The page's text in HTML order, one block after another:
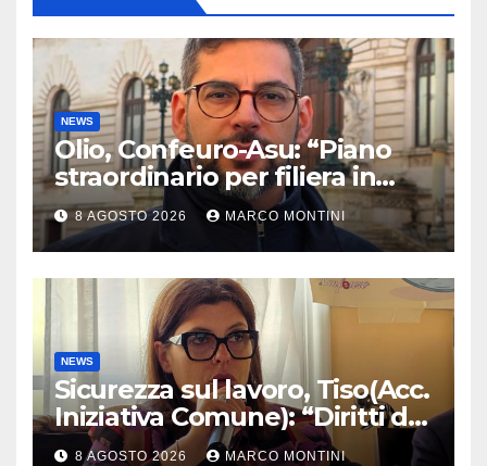
NEWS
Olio, Confeuro-Asu: “Piano
straordinario per filiera in
Calabria: azioni da Regione e
Governo”
8 AGOSTO 2026 MARCO MONTINI
NEWS
Sicurezza sul lavoro, Tiso(Acc.
Iniziativa Comune): “Diritti da
tutelare ogni giorno”
8 AGOSTO 2026 MARCO MONTINI